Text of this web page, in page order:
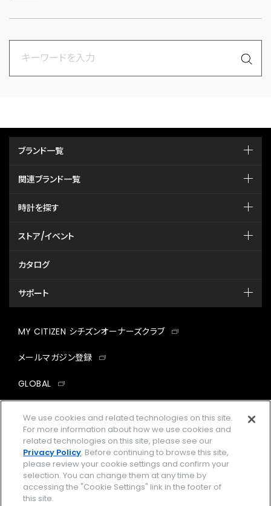
ブランド一覧
関連ブランド一覧
時計を探す
ストア/イベント
カタログ
サポート
MY CITIZEN シチズンオーナーズクラブ
メールマガジン登録
GLOBAL
facebookinstagramtwitter
企業情報 ご利用規約
プライバシーポリシー Cookies Settings
We use cookies and related technologies on this site.
For more information about how we use cookies and
related technologies on this site, please see our
Privacy Policy. Before continuing to browse this site,
please review your cookie settings and confirm your
selection. You can change them at any time by
accessing the "Cookie Settings" link in the footer of
this site.